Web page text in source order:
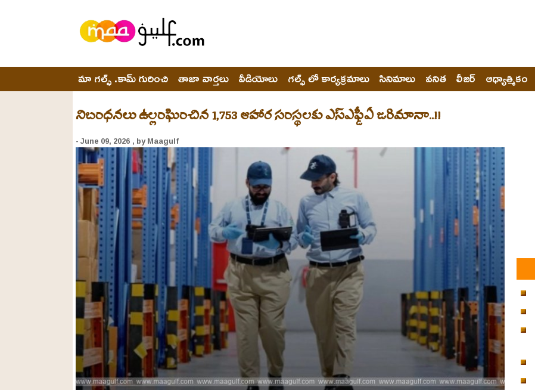
మా గల్ఫ్ .కామ్ గురించి తాజా వార్తలు వీడియోలు గల్ఫ్ లో కార్యక్రమాలు సినిమాలు వనిత లీజర్ ఆధ్యాత్మికం
నిబంధనలు ఉల్లంఘించిన 1,753 ఆహార సంస్థలకు ఎస్ఎఫ్డీఏ జరిమానా..!!
- June 09, 2026 , by Maagulf